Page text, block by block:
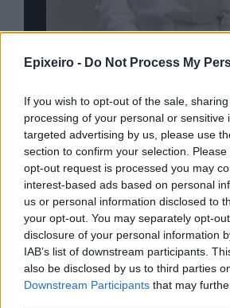
Epixeiro - Do Not Process My
If you wish to opt-out of the sale,
processing of your personal or sensitive
targeted advertising by us, please use
section to confirm your selection.
opt-out request is processed you may
interest-based ads based on personal
us or personal information disclosed to
your opt-out. You may separately opt-
disclosure of your personal information
IAB’s list of downstream participants.
also be disclosed by us to third parties
Downstream Participants that may
TP Greece: Πώς
μέλλον του Insurance στην
Advertorial
Περισσότερα από το
Trade Estates: